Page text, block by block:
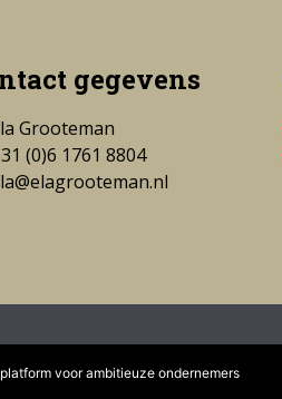
gegevens
Grooteman
(0)6 1761 8804
voor ambitieuze ondernemers